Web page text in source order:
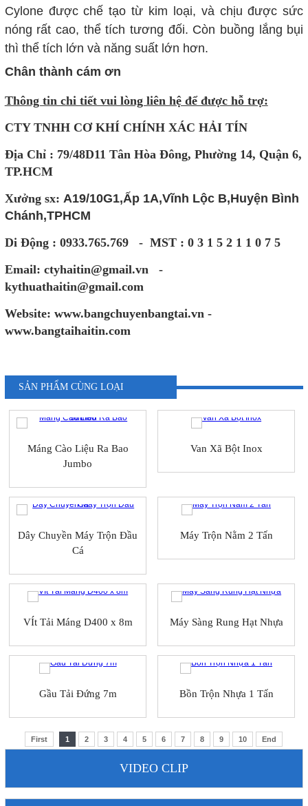
Cylone được chế tạo từ kim loại, và chịu được sức
nóng rất cao, thể tích tương đối. Còn buồng lắng bụi
thì thể tích lớn và năng suất lớn hơn.
Chân thành cám ơn
Thông tin chi tiết vui lòng liên hệ để được hỗ trợ:
CTY TNHH CƠ KHÍ CHÍNH XÁC HẢI TÍN
Địa Chỉ : 79/48D11 Tân Hòa Đông, Phường 14, Quận 6,
TP.HCM
Xưởng sx: A19/10G1,Ấp 1A,Vĩnh Lộc B,Huyện Bình
Chánh,TPHCM
Di Động : 0933.765.769 - MST : 0 3 1 5 2 1 1 0 7 5
Email: ctyhaitin@gmail.vn -
kythuathaitin@gmail.com
Website: www.bangchuyenbangtai.vn -
www.bangtaihaitin.com
SẢN PHẨM CÙNG LOẠI
Máng Cào Liệu Ra Bao
Jumbo
Van Xã Bột Inox
Dây Chuyền Máy Trộn Đầu
Cá
Máy Trộn Nằm 2 Tấn
VÍt Tải Máng D400 x 8m Máy Sàng Rung Hạt Nhựa
Gầu Tải Đứng 7m Bồn Trộn Nhựa 1 Tấn
First 1 2 3 4 5 6 7 8 9 10 End
VIDEO CLIP